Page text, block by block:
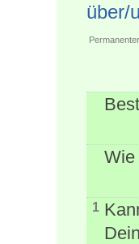
über/
Wie
1